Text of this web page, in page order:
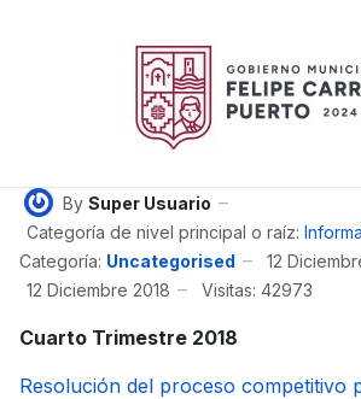
By Super Usuario
Categoría de nivel principal o raíz:
Categoría: Uncategorised
12
12 Diciembre 2018
Visitas: 42973
Cuarto Trimestre 2018
Resolución del proceso competitivo